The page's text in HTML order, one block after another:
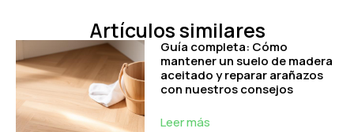
Artículos similares
Guía completa: Cómo
mantener un suelo de madera
aceitado y reparar arañazos
con nuestros consejos
Leer más